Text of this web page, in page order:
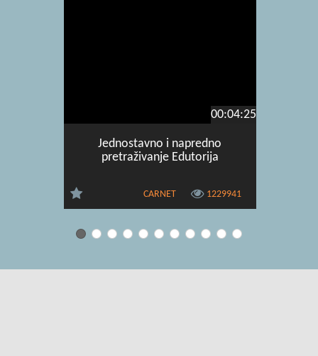
00:04:25
Jednostavno i napredno
pretraživanje Edutorija
CARNET 1229941